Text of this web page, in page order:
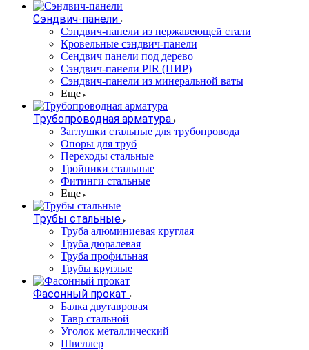
Сэндвич-панели
Cэндвич-панели из нержавеющей стали
Кровельные сэндвич-панели
Сендвич панели под дерево
Сэндвич-панели PIR (ПИР)
Сэндвич-панели из минеральной ваты
Еще
Трубопроводная арматура
Заглушки стальные для трубопровода
Опоры для труб
Переходы стальные
Тройники стальные
Фитинги стальные
Еще
Трубы стальные
Труба алюминиевая круглая
Труба дюралевая
Труба профильная
Трубы круглые
Фасонный прокат
Балка двутавровая
Тавр стальной
Уголок металлический
Швеллер